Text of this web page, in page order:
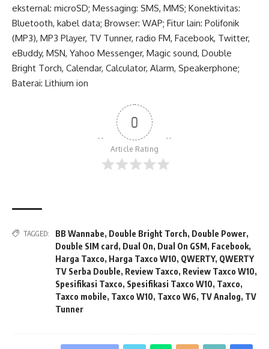
eksternal: microSD; Messaging: SMS, MMS; Konektivitas:
Bluetooth, kabel data; Browser: WAP; Fitur lain: Polifonik
(MP3), MP3 Player, TV Tunner, radio FM, Facebook, Twitter,
eBuddy, MSN, Yahoo Messenger, Magic sound, Double
Bright Torch, Calendar, Calculator, Alarm, Speakerphone;
Baterai: Lithium ion
0
Article Rating
TAGGED: BB Wannabe, Double Bright Torch, Double Power,
Double SIM card , Dual On, Dual On GSM, Facebook,
Harga Taxco, Harga Taxco W10, QWERTY, QWERTY
TV Serba Double, Review Taxco, Review Taxco W10,
Spesifikasi Taxco, Spesifikasi Taxco W10, Taxco,
Taxco mobile, Taxco W10, Taxco W6, TV Analog, TV
Tunner